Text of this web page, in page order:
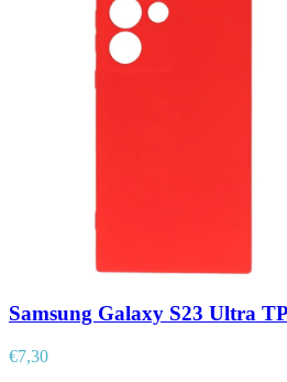
Samsung Galaxy S23 Ultra
€7,30